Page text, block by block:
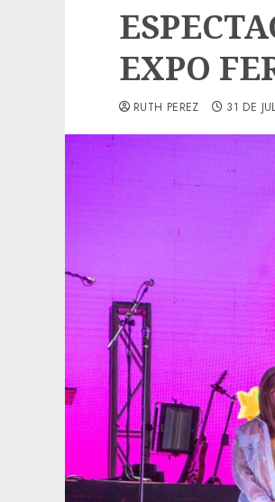
EXPO
RUTH PEREZ 31 DE